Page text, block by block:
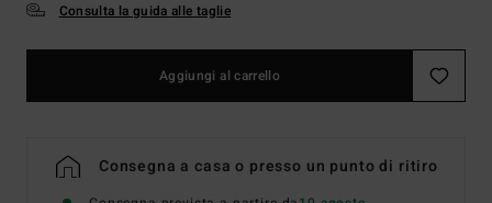
Consulta la guida alle taglie
Aggiungi al carrello
Consegna a casa o presso un punto di ritiro